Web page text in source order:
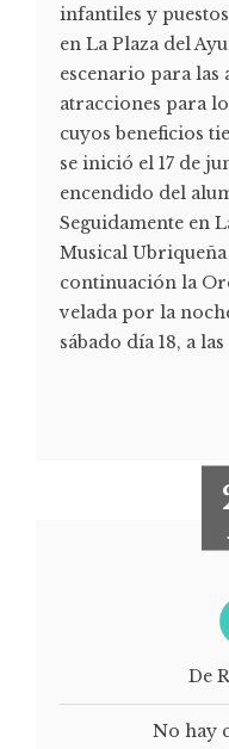
infantiles y
en La Plaza del
escenario para las
atracciones para
cuyos beneficios
se inició el 17 de
encendido del
Seguidamente en
Musical
continuación la
velada por la
sábado día 18, a
De
No hay